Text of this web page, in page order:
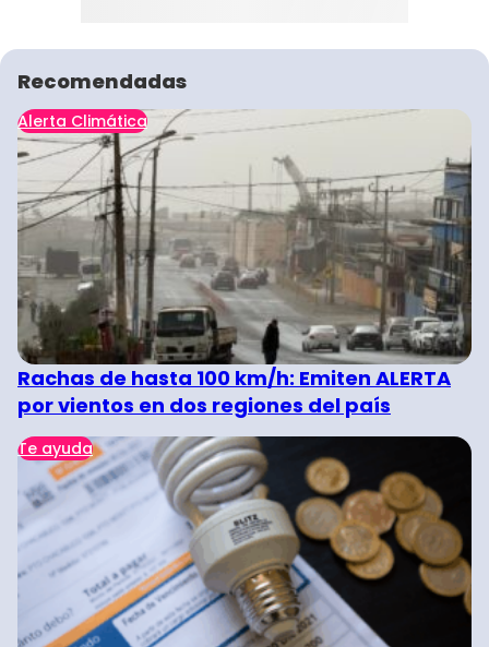
Recomendadas
Alerta Climática
Rachas de hasta 100 km/h: Emiten ALERTA
por vientos en dos regiones del país
Te ayuda